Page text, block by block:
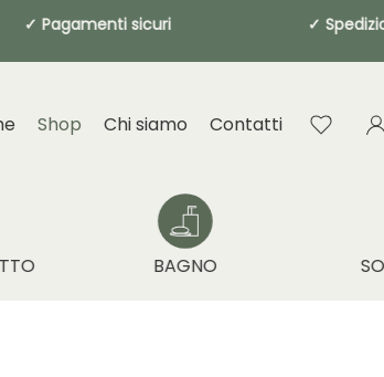
Pagamenti sicuri ✓
Shop Chi siamo Contatti
BAGNO